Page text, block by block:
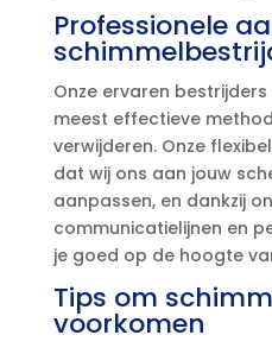
Professionele
Onze ervaren
meest effectieve
verwijderen.​ Onze
dat wij ons aan jouw
aanpassen, en dankzij
communicatielijnen en
je goed op de hoogte
Tips om
voorkomen